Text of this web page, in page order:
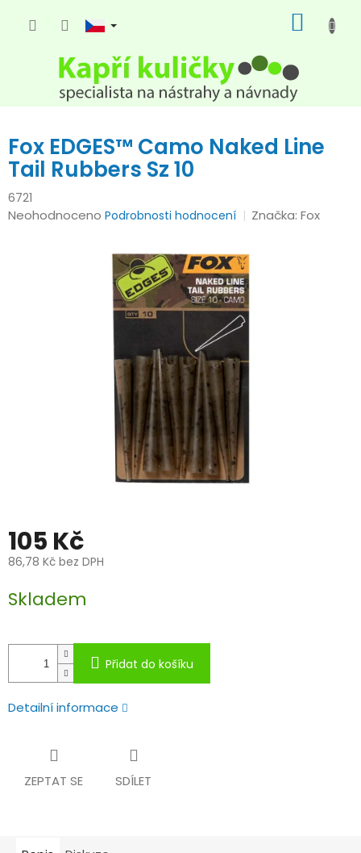
KOŠÍK
Fox EDGES™ Camo Naked Line
Tail Rubbers Sz 10
6721
Průměrné
Neohodnoceno Podrobnosti hodnocení Značka:Fox
105 Kč
86,78 Kč bez DPH
cena:
Skladem
Přidat do košíku
Detailní informace
ZEPTAT SE SDÍLET